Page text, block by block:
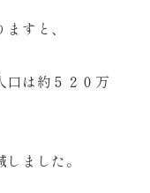
すと、
口は約５２０万
ました。